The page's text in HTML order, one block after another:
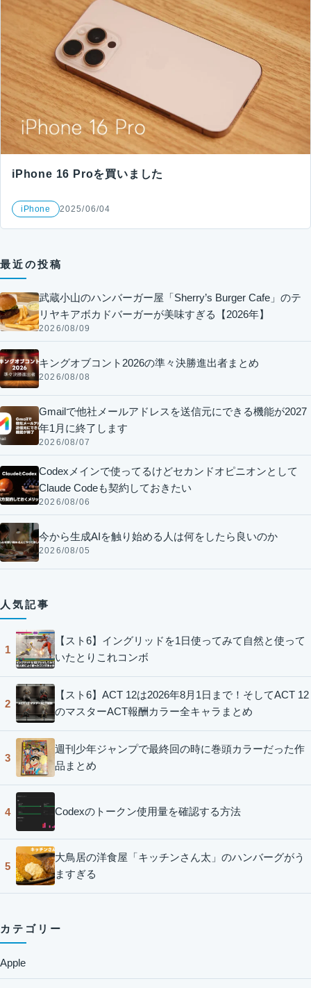
iPhone 16 Proを買いました
iPhone 2025/06/04
最近の投稿
武蔵小山のハンバーガー屋「Sherry’s Burger Cafe」のテ
リヤキアボカドバーガーが美味すぎる【2026年】
2026/08/09
キングオブコント2026の準々決勝進出者まとめ
2026/08/08
Gmailで他社メールアドレスを送信元にできる機能が2027
年1月に終了します
2026/08/07
Codexメインで使ってるけどセカンドオピニオンとして
Claude Codeも契約しておきたい
2026/08/06
今から生成AIを触り始める人は何をしたら良いのか
2026/08/05
人気記事
1
【スト6】イングリッドを1日使ってみて自然と使って
いたとりこれコンボ
2
【スト6】ACT 12は2026年8月1日まで！そしてACT 12
のマスターACT報酬カラー全キャラまとめ
3
週刊少年ジャンプで最終回の時に巻頭カラーだった作
品まとめ
4 Codexのトークン使用量を確認する方法
5
大鳥居の洋食屋「キッチンさん太」のハンバーグがう
ますぎる
カテゴリー
Apple